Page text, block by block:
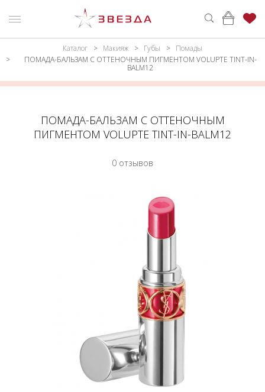
КАТАЛОГ
КОНТАКТЫ
ПАРФЮМЕРИЯ
Каталог Макияж Губы
Помады
ПОМАДА-БАЛЬЗАМ С ОТТЕНОЧНЫМ ПИГМЕНТОМ VOLUPTE TINT-IN-
BALM12
ПОМАДА-БАЛЬЗАМ С ОТТЕНОЧНЫМ
ПИГМЕНТОМ VOLUPTE TINT-IN-BALM12
0 отзывов